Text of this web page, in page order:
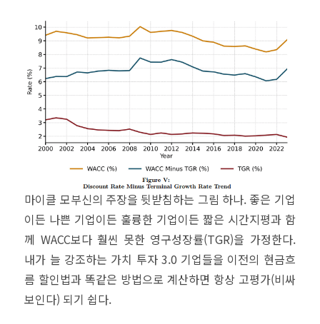
마이클 모부신의 주장을 뒷받침하는 그림 하나. 좋은 기업
이든 나쁜 기업이든 훌륭한 기업이든 짧은 시간지평과 함
께 WACC보다 훨씬 못한 영구성장률(TGR)을 가정한다.
내가 늘 강조하는 가치 투자 3.0 기업들을 이전의 현금흐
름 할인법과 똑같은 방법으로 계산하면 항상 고평가(비싸
보인다) 되기 쉽다.